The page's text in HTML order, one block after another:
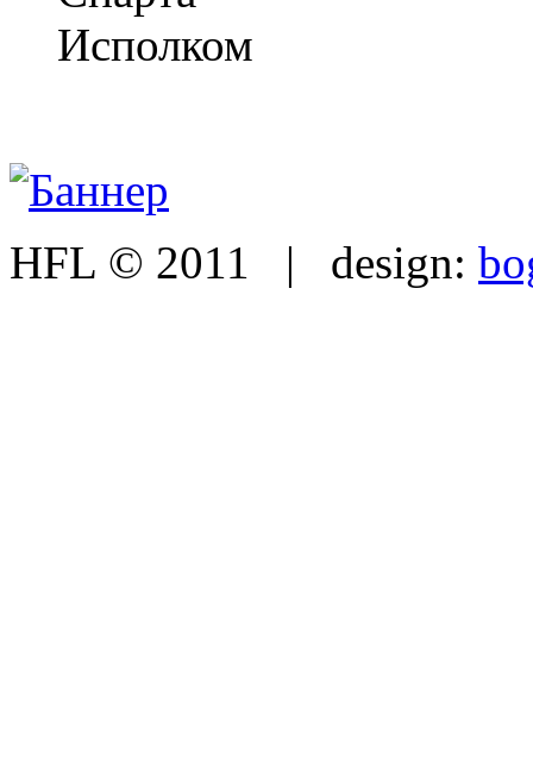
Исполком
HFL © 2011 | design: